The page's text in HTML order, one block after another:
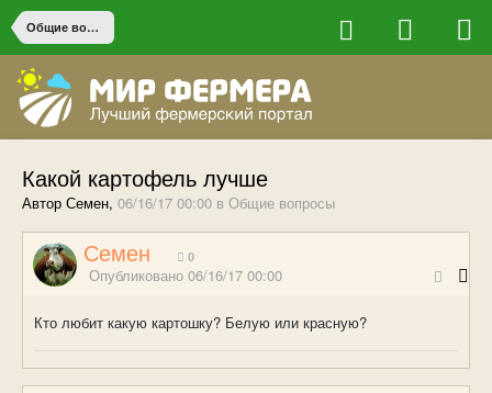
Общие вопросы
Какой картофель лучше
Автор Семен, 06/16/17 00:00 в Общие вопросы
Семен 0
Опубликовано 06/16/17 00:00
Кто любит какую картошку? Белую или красную?